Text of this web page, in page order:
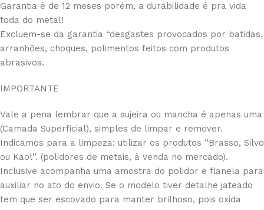
Garantia é de 12 meses porém, a durabilidade é pra vida
toda do metal!
Excluem-se da garantia “desgastes provocados por batidas,
arranhões, choques, polimentos feitos com produtos
abrasivos.
IMPORTANTE
Vale a pena lembrar que a sujeira ou mancha é apenas uma
(Camada Superficial), simples de limpar e remover.
Indicamos para a limpeza: utilizar os produtos “Brasso, Silvo
ou Kaol”. (polidores de metais, à venda no mercado).
Inclusive acompanha uma amostra do polidor e flanela para
auxiliar no ato do envio. Se o modelo tiver detalhe jateado
tem que ser escovado para manter brilhoso, pois oxida